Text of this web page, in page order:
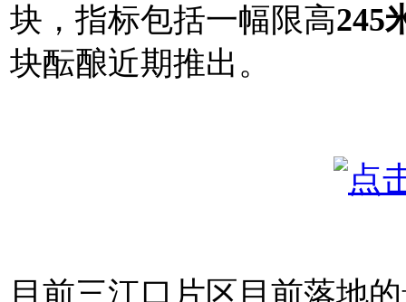
块，指标包括一幅限高245
块酝酿近期推出。
目前三江口片区目前落地